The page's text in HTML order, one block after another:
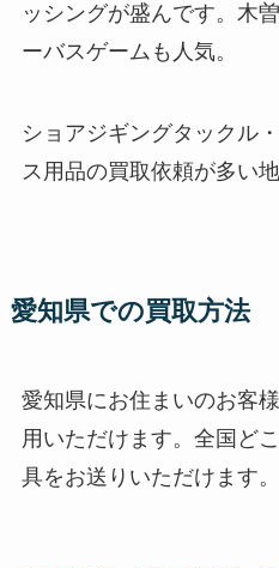
ッシングが盛んです。木
ーバスゲームも人気。
ショアジギングタックル
ス用品の買取依頼が多い地
愛知県での買取方法
愛知県にお住まいのお客様
用いただけます。全国ど
具をお送りいただけます。